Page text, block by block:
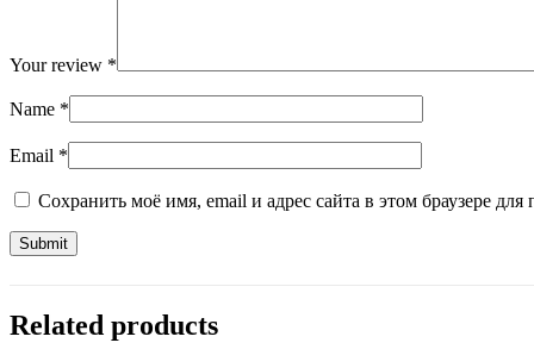
Your review *
Name *
Email *
Сохранить моё имя, email и адрес сайта в этом браузере
Related products